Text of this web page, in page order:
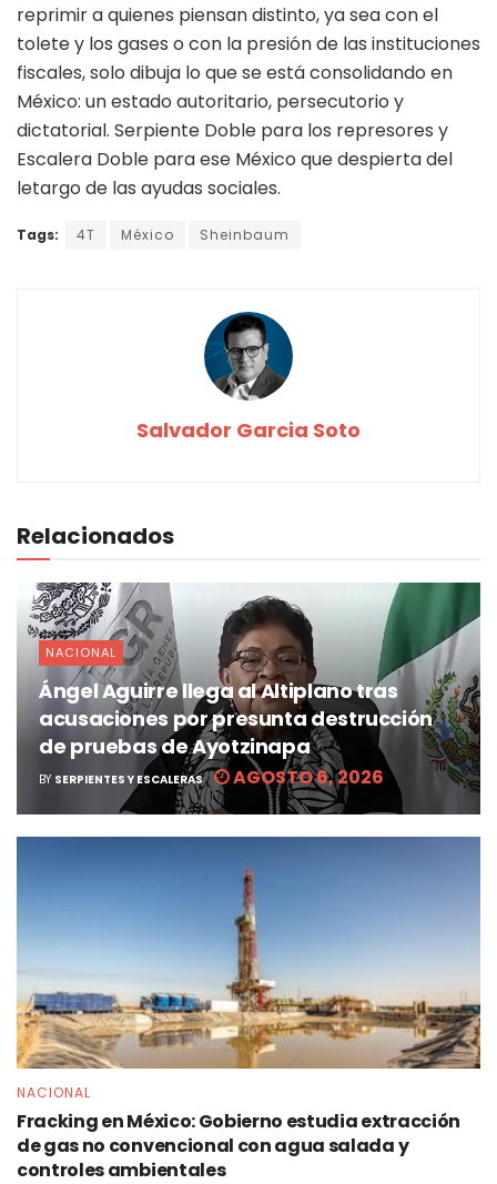
reprimir a quienes piensan distinto, ya sea con el
tolete y los gases o con la presión de las instituciones
fiscales, solo dibuja lo que se está consolidando en
México: un estado autoritario, persecutorio y
dictatorial. Serpiente Doble para los represores y
Escalera Doble para ese México que despierta del
letargo de las ayudas sociales.
Tags: 4T México Sheinbaum
Salvador Garcia Soto
Relacionados
NACIONAL
Ángel Aguirre llega al Altiplano tras
acusaciones por presunta destrucción
de pruebas de Ayotzinapa
BY SERPIENTES Y ESCALERAS AGOSTO 6, 2026
NACIONAL
Fracking en México: Gobierno estudia extracción
de gas no convencional con agua salada y
controles ambientales